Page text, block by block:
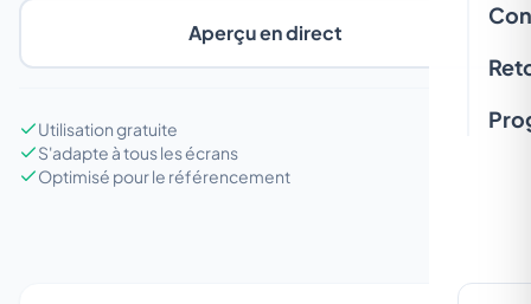
Aperçu en direct
Utilisation gratuite
S'adapte à tous les écrans
Optimisé pour le référencement